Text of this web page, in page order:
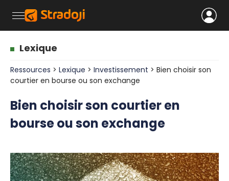
Lexique
Ressources > Lexique > Investissement > Bien choisir son
courtier en bourse ou son exchange
Bien choisir son courtier en
bourse ou son exchange